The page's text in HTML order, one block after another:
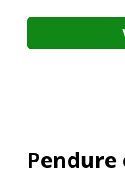
Pendure